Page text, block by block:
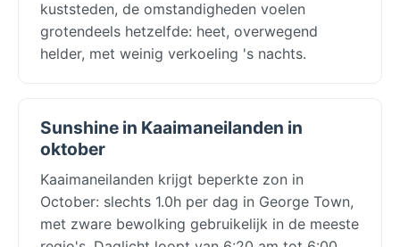
kuststeden, de omstandigheden voelen
grotendeels hetzelfde: heet, overwegend
helder, met weinig verkoeling 's nachts.
Sunshine in Kaaimaneilanden in
oktober
Kaaimaneilanden krijgt beperkte zon in
October: slechts 1.0h per dag in George Town,
met zware bewolking gebruikelijk in de meeste